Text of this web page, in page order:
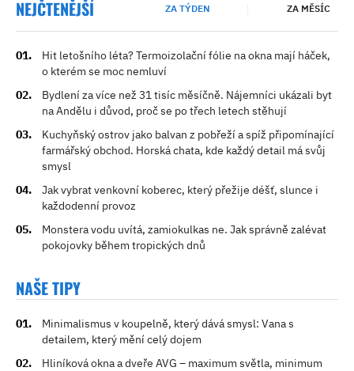
NEJČTENĚJŠÍ ZA TÝDEN ZA MĚSÍC
Hit letošního léta? Termoizolační fólie na okna mají háček,
o kterém se moc nemluví
Bydlení za více než 31 tisíc měsíčně. Nájemníci ukázali byt
na Andělu i důvod, proč se po třech letech stěhují
Kuchyňský ostrov jako balvan z pobřeží a spíž připomínající
farmářský obchod. Horská chata, kde každý detail má svůj
smysl
Jak vybrat venkovní koberec, který přežije déšť, slunce i
každodenní provoz
Monstera vodu uvítá, zamiokulkas ne. Jak správně zalévat
pokojovky během tropických dnů
NAŠE TIPY
Minimalismus v koupelně, který dává smysl: Vana s
detailem, který mění celý dojem
Hliníková okna a dveře AVG – maximum světla, minimum